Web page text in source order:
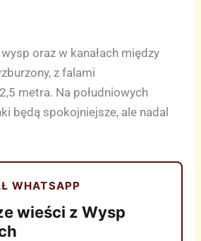
oraz w kanałach między
z falami
metra. Na południowych
będą spokojniejsze, ale nadal
WHATSAPP
wieści z Wysp